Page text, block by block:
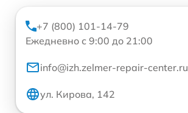
+7 (800) 101-14-79
Ежедневно с 9:00 до 21:00
info@izh.zelmer-repair-center.ru
ул. Кирова, 142